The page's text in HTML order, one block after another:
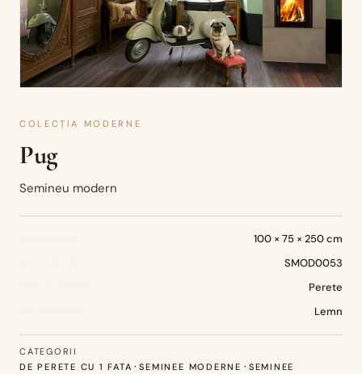
COLECȚIA MODERNE
Pug
Semineu modern
100 × 75 × 250 cm
SMOD0053
Perete
Lemn
CATEGORII
DE PERETE CU 1 FATA ·SEMINEE MODERNE · SEMINEE